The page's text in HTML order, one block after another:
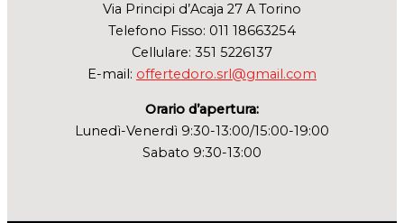
Via Principi d’Acaja 27 A Torino
Telefono Fisso: 011 18663254
Cellulare: 351 5226137
E-mail: offertedoro.srl@gmail.com
Orario d’apertura:
Lunedì-Venerdì 9:30-13:00/15:00-19:00
Sabato 9:30-13:00